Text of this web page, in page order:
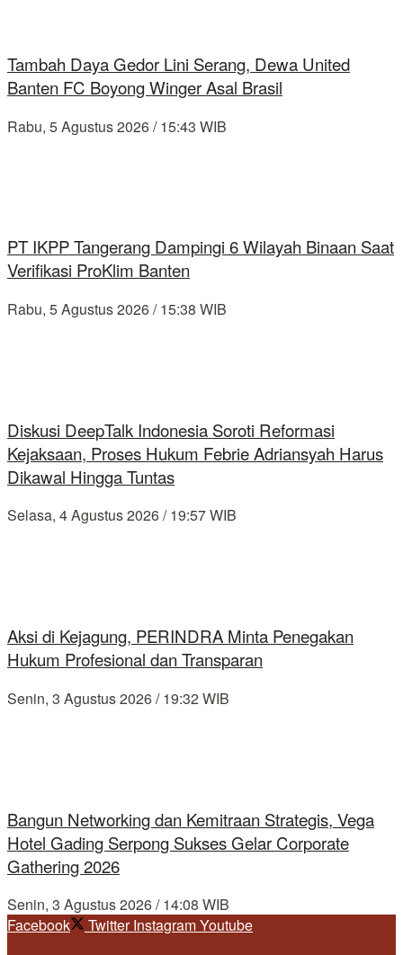
Tambah Daya Gedor Lini Serang, Dewa United
Banten FC Boyong Winger Asal Brasil
Rabu, 5 Agustus 2026 / 15:43 WIB
PT IKPP Tangerang Dampingi 6 Wilayah Binaan Saat
Verifikasi ProKlim Banten
Rabu, 5 Agustus 2026 / 15:38 WIB
Diskusi DeepTalk Indonesia Soroti Reformasi
Kejaksaan, Proses Hukum Febrie Adriansyah Harus
Dikawal Hingga Tuntas
Selasa, 4 Agustus 2026 / 19:57 WIB
Aksi di Kejagung, PERINDRA Minta Penegakan
Hukum Profesional dan Transparan
Senin, 3 Agustus 2026 / 19:32 WIB
Bangun Networking dan Kemitraan Strategis, Vega
Hotel Gading Serpong Sukses Gelar Corporate
Gathering 2026
Senin, 3 Agustus 2026 / 14:08 WIB
Facebook
Twitter InstagramYoutube